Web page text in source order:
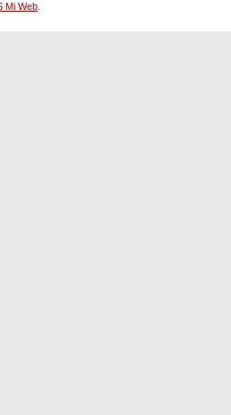
Mi Web